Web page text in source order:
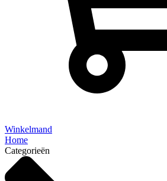
Winkelmand
Home
Categorieën